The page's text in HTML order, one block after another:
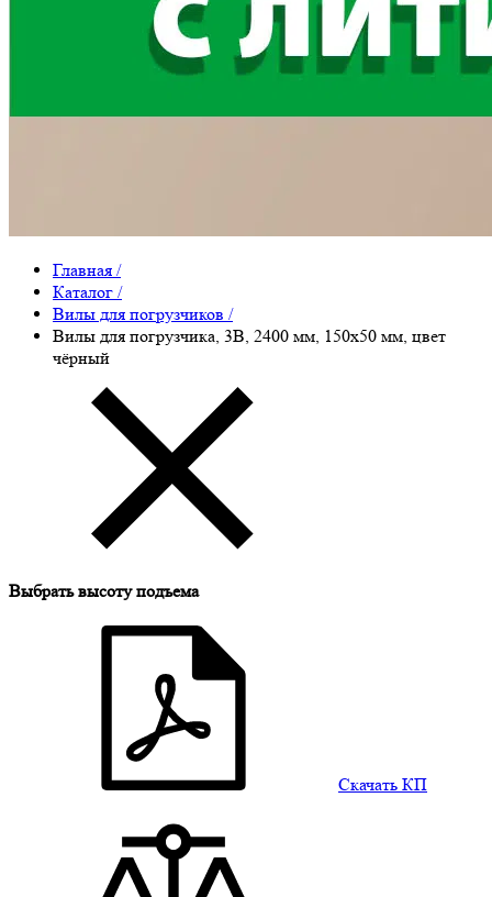
Главная /
Каталог /
Вилы для погрузчиков /
Вилы для погрузчика, 3B, 2400 мм, 150x50 мм, цвет
чёрный
Выбрать высоту подъема
Скачать КП